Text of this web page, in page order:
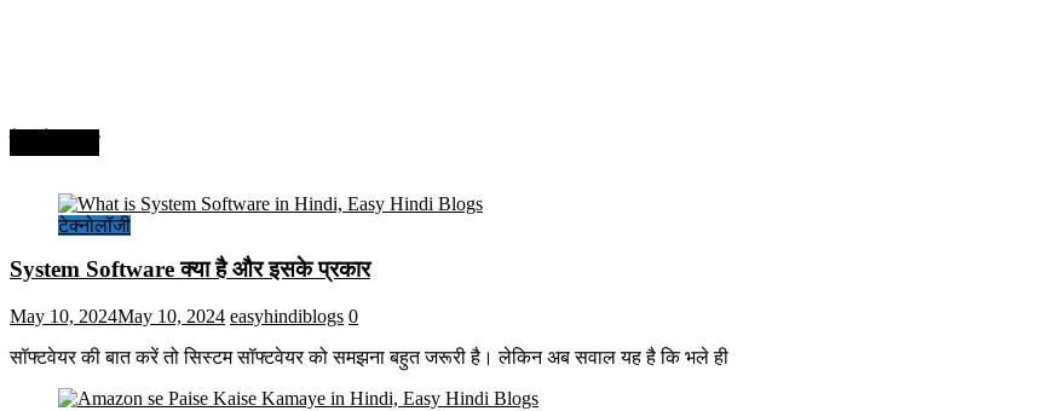
टेक्नोलॉजी
System Software क्या है और इसके प्रकार
May 10, 2024May 10, 2024 easyhindiblogs 0
सॉफ्टवेयर की बात करें तो सिस्टम सॉफ्टवेयर को समझना बहुत जरूरी है। लेकिन अब सवाल यह है कि भले ही